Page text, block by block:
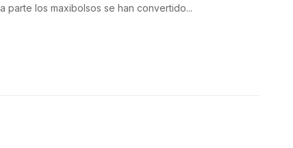
parte los maxibolsos se han convertido...